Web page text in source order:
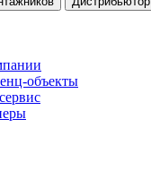
объекты